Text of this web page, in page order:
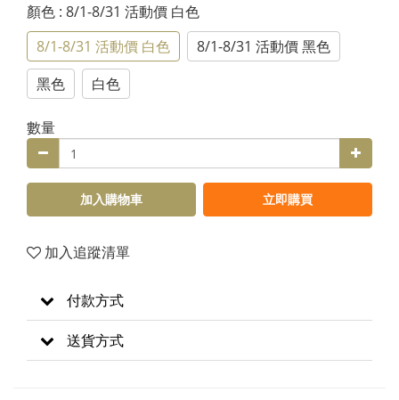
顏色 : 8/1-8/31 活動價 白色
8/1-8/31 活動價 白色
8/1-8/31 活動價 黑色
黑色
白色
數量
加入購物車 立即購買
加入追蹤清單
付款方式
送貨方式